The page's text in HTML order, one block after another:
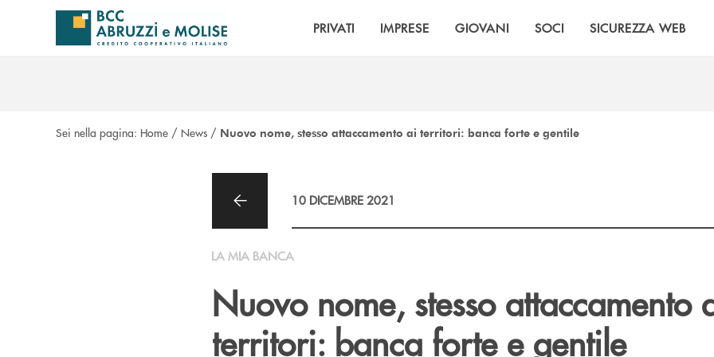
Salta al contenuto principale
PRIVATI IMPRESE GIOVANI SOCI SICUREZZA WEB
Sei nella pagina: Home / News / Nuovo nome, stesso attaccamento ai territori: banca forte e gentile
10 DICEMBRE 2021
LA MIA BANCA
Nuovo nome, stesso attaccamento
territori: banca forte e gentile